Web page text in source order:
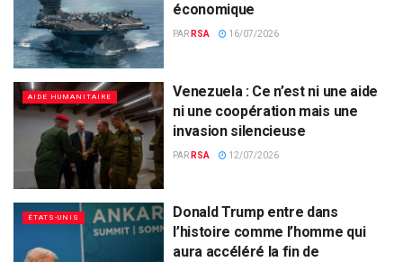
économique
PAR RSA 16/07/2026
AIDE HUMANITAIRE
Venezuela : Ce n’est ni une aide
ni une coopération mais une
invasion silencieuse
PAR RSA 12/07/2026
ÉTATS-UNIS
Donald Trump entre dans
l’histoire comme l’homme qui
aura accéléré la fin de